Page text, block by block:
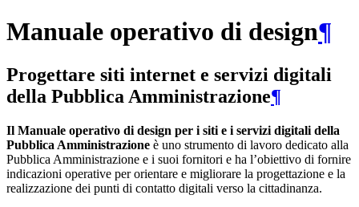
Manuale operativo di design¶
Progettare siti internet e servizi digitali
della Pubblica Amministrazione¶
Il Manuale operativo di design per i siti e i servizi digitali della
Pubblica Amministrazione è uno strumento di lavoro dedicato alla
Pubblica Amministrazione e i suoi fornitori e ha l’obiettivo di fornire
indicazioni operative per orientare e migliorare la progettazione e la
realizzazione dei punti di contatto digitali verso la cittadinanza.